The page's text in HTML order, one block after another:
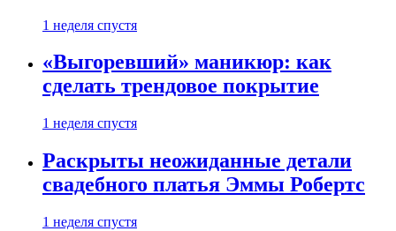
1 неделя спустя
«Выгоревший» маникюр: как
сделать трендовое покрытие
1 неделя спустя
Раскрыты неожиданные детали
свадебного платья Эммы Робертс
1 неделя спустя